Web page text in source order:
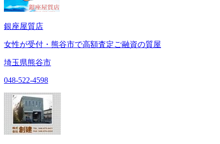
銀座屋質店
女性が受付・熊谷市で高額査定ご融資の質屋
埼玉県熊谷市
048-522-4598